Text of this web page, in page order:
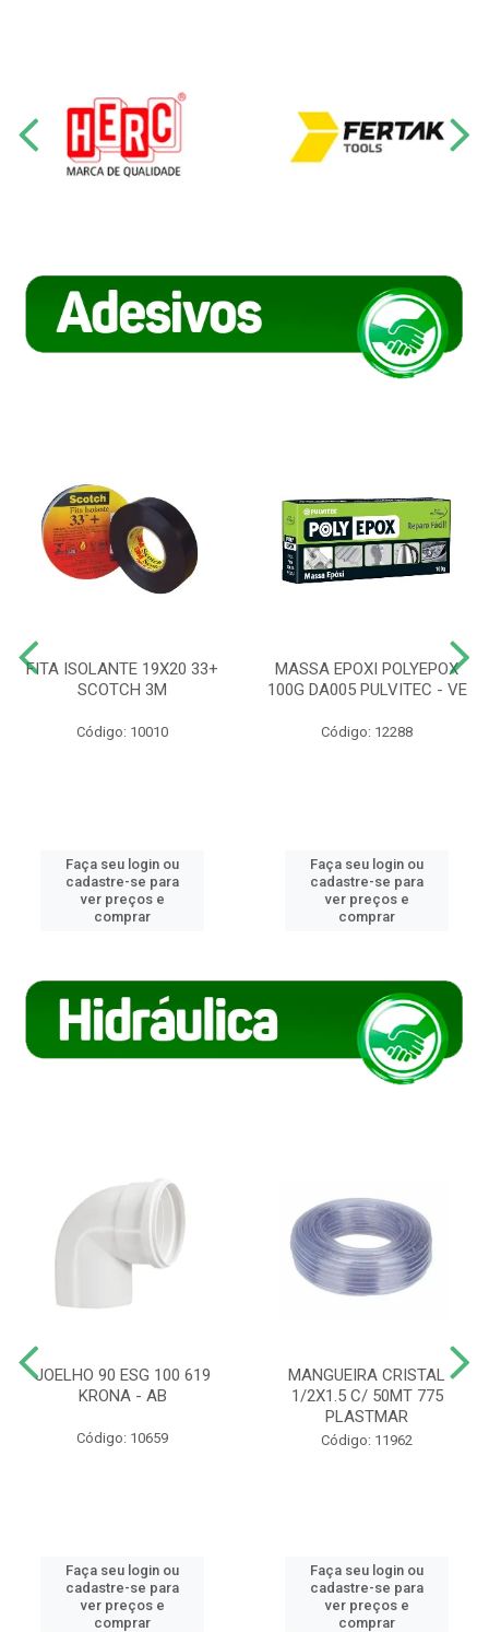
FITA ISOLANTE 19X20 33+
SCOTCH 3M
Código: 10010
Faça seu login ou
cadastre-se para
ver preços e
comprar
MASSA EPOXI POLYEPOX
100G DA005 PULVITEC - VE
Código: 12288
Faça seu login ou
cadastre-se para
ver preços e
comprar
JOELHO 90 ESG 100 619
KRONA - AB
Código: 10659
Faça seu login ou
cadastre-se para
ver preços e
comprar
MANGUEIRA CRISTAL
1/2X1.5 C/ 50MT 775
PLASTMAR
Código: 11962
Faça seu login ou
cadastre-se para
ver preços e
comprar